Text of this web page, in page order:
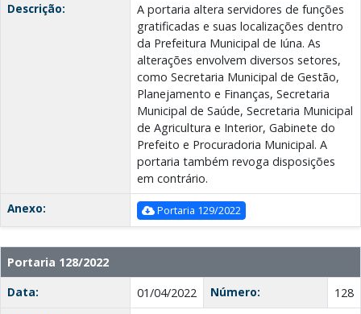
Descrição:
A portaria altera servidores de funções
gratificadas e suas localizações dentro
da Prefeitura Municipal de Iúna. As
alterações envolvem diversos setores,
como Secretaria Municipal de Gestão,
Planejamento e Finanças, Secretaria
Municipal de Saúde, Secretaria Municipal
de Agricultura e Interior, Gabinete do
Prefeito e Procuradoria Municipal. A
portaria também revoga disposições
em contrário.
Anexo:
Portaria 129/2022
Portaria 128/2022
Data:
01/04/2022 Número:
128